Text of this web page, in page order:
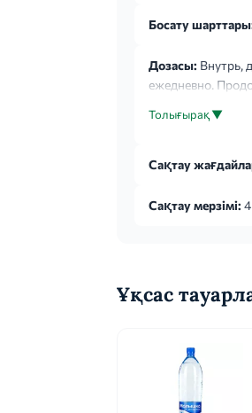
Босату
Дозасы: Внутрь,
ежедневно.
Толығырақ ▼
Сақтау
Сақтау мерзімі:
Ұқсас